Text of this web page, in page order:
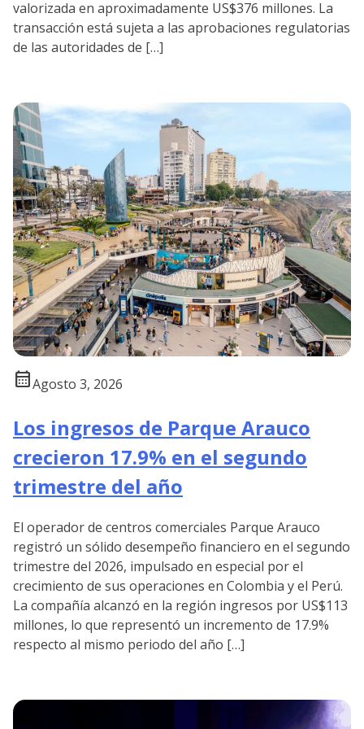
valorizada en aproximadamente US$376 millones. La
transacción está sujeta a las aprobaciones regulatorias
de las autoridades de […]
calendar_monthAgosto 3, 2026
Los ingresos de Parque Arauco
crecieron 17.9% en el segundo
trimestre del año
El operador de centros comerciales Parque Arauco
registró un sólido desempeño financiero en el segundo
trimestre del 2026, impulsado en especial por el
crecimiento de sus operaciones en Colombia y el Perú.
La compañía alcanzó en la región ingresos por US$113
millones, lo que representó un incremento de 17.9%
respecto al mismo periodo del año […]